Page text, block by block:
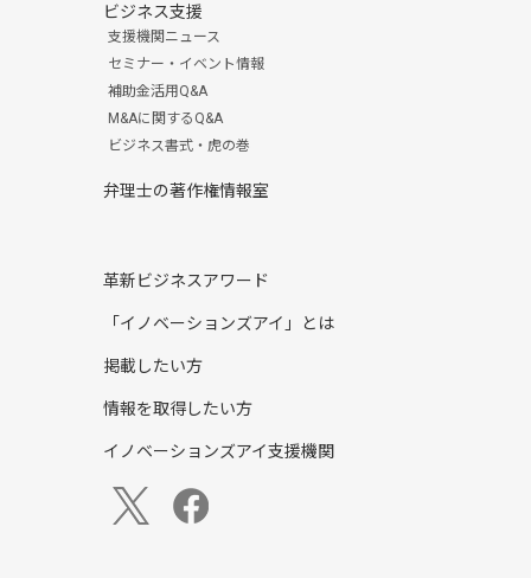
ビジネス支援
支援機関ニュース
セミナー・イベント情報
補助金活用Q&A
M&Aに関するQ&A
ビジネス書式・虎の巻
弁理士の著作権情報室
革新ビジネスアワード
「イノベーションズアイ」とは
掲載したい方
情報を取得したい方
イノベーションズアイ支援機関